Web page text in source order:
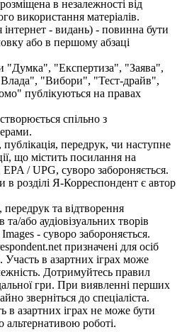
в незалежності від
використання матеріалів.
інтернет - видань) - повинна бути
або в першому абзаці
"Думка", "Експертиза", "Заява",
"Вибори", "Тест-драйв",
публікуються на правах
спільно з
передрук, чи наступне
що містить посилання на
/ UPG, суворо забороняється.
в розділі Я-Корреспондент є автор
та відтворення
або аудіовізуальних творів
- суворо забороняється.
призначені для осіб
в азартних іграх може
Дотримуйтесь правил
гри. При виявленні перших
зверніться до спеціаліста.
в азартних іграх не може бути
альтернативою роботі.